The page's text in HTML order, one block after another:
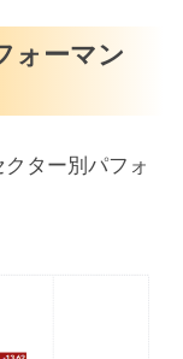
ォーマン
ター別パフォ